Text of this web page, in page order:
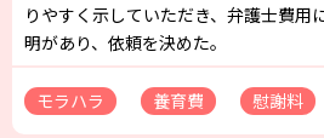
りやすく示していただき、弁護士費用
明があり、依頼を決めた。
モラハラ 養育費 慰謝料